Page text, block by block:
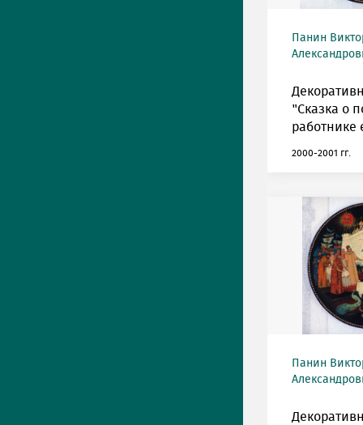
Панин
"Сказка о
работнике
2000-2001 гг.
Панин